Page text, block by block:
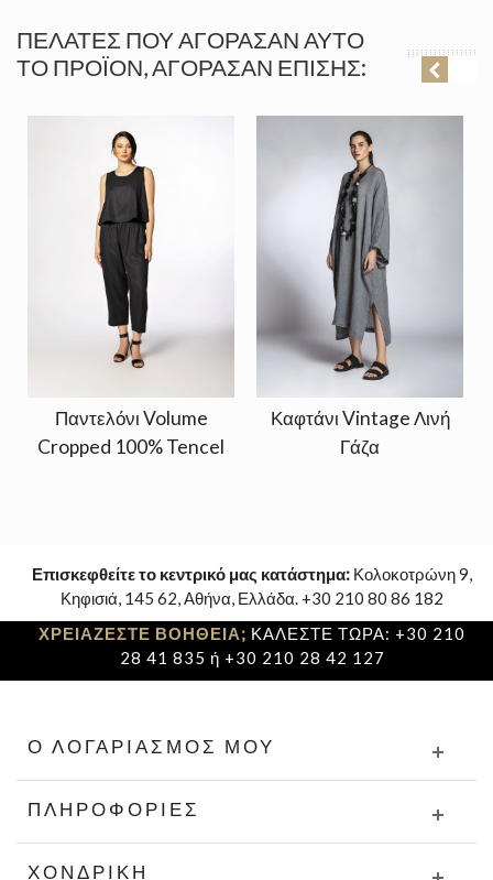
ΠΕΛΆΤΕΣ ΠΟΥ ΑΓΌΡΑΣΑΝ ΑΥΤΌ
ΤΟ ΠΡΟΪΌΝ, ΑΓΌΡΑΣΑΝ ΕΠΊΣΗΣ:
Παντελόνι Volume
Cropped 100% Tencel
Καφτάνι Vintage Λινή
Γάζα
Επισκεφθείτε το κεντρικό μας κατάστημα: Κολοκοτρώνη 9,
Κηφισιά, 145 62, Αθήνα, Ελλάδα. +30 210 80 86 182
ΧΡΕΙΑΖΕΣΤΕ ΒΟΗΘΕΙΑ; ΚΑΛΕΣΤΕ ΤΩΡΑ: +30 210
28 41 835 ή +30 210 28 42 127
Ο ΛΟΓΑΡΙΑΣΜΌΣ ΜΟΥ
ΠΛΗΡΟΦΟΡΊΕΣ
ΧΟΝΔΡΙΚΉ